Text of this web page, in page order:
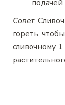
Совет.
гореть,
сливочному